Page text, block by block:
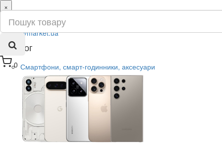
0
×
ru
ua
Каталог
Смартфони, смарт-годинники, аксесуари